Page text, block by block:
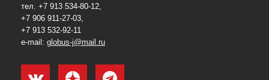
тел. +7 913 534-80-12,
+7 906 911-27-03,
+7 913 532-92-11
e-mail: globus-j@mail.ru